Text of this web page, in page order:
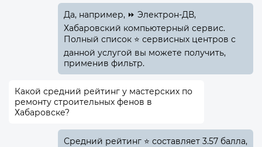
Да, например, ⏩ Электрон-ДВ,
Хабаровский компьютерный сервис.
Полный список ⭐ сервисных центров с
данной услугой вы можете получить,
применив фильтр.
Какой средний рейтинг у мастерских по
ремонту строительных фенов в
Хабаровске?
Средний рейтинг ⭐ составляет 3.57 балла,